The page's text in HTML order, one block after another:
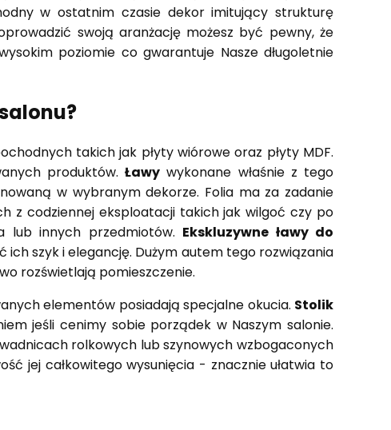
w ostatnim czasie dekor imitujący strukturę
swoją aranżację możesz być pewny, że
poziomie co gwarantuje Nasze długoletnie
takich jak płyty wiórowe oraz płyty MDF.
produktów.Ławy wykonane właśnie z tego
w wybranym dekorze. Folia ma za zadanie
z codziennej eksploatacji takich jak wilgoć czy po
lub innych przedmiotów. Ekskluzywne ławy do
szyk i elegancję. Dużym autem tego rozwiązania
rozświetlają pomieszczenie.
elementów posiadają specjalne okucia. Stolik
jeśli cenimy sobie porządek w Naszym salonie.
rolkowych lub szynowych wzbogaconych
jej całkowitego wysunięcia - znacznie ułatwia to